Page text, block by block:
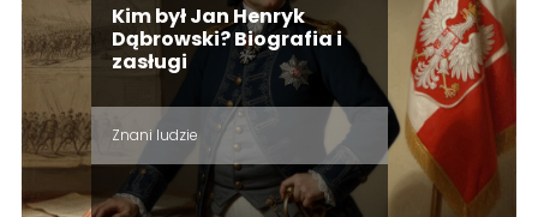
Kim był Jan Henryk
Dąbrowski? Biografia i
zasługi
Znani ludzie